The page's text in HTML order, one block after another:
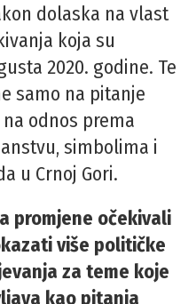
dolaska na vlast
koja su
2020. godine. Te
samo na pitanje
na odnos prema
simbolima i
u Crnoj Gori.
promjene očekivali
više političke
za teme koje
kao pitanja